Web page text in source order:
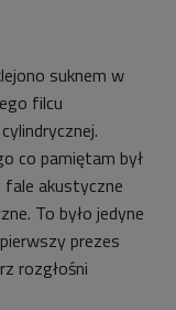
suknem w
filcu
co pamiętam był
akustyczne
To było jedyne
prezes
rozgłośni